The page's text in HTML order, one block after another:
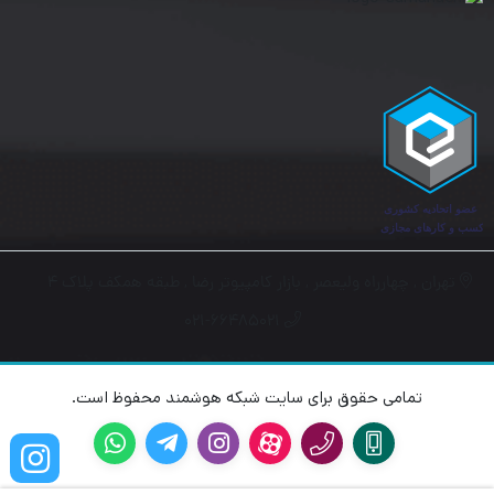
تمامی حقوق برای سایت شبکه هوشمند محفوظ است.